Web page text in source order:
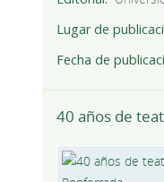
Lugar de
Fecha de
40 años de